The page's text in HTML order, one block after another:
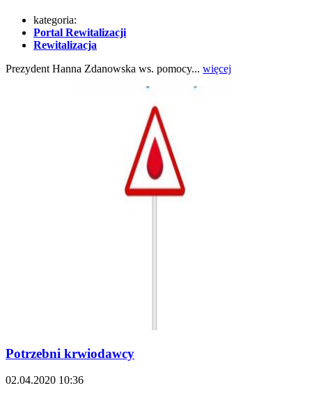
kategoria:
Portal Rewitalizacji
Rewitalizacja
Prezydent Hanna Zdanowska ws. pomocy... więcej
Potrzebni krwiodawcy
02.04.2020 10:36